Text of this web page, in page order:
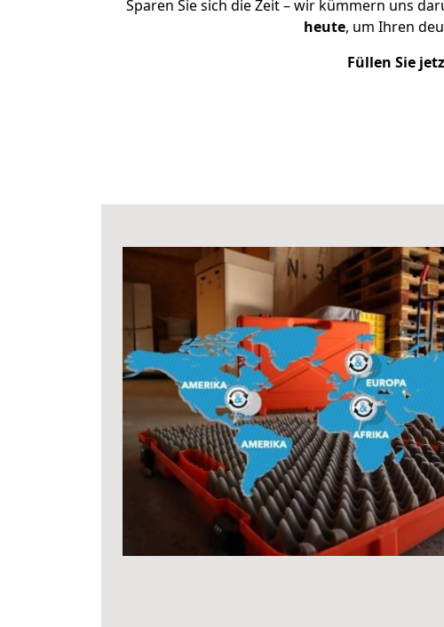
Sparen Sie sich die Zeit – wir kümmern uns
heute, um Ihren
Füllen Sie